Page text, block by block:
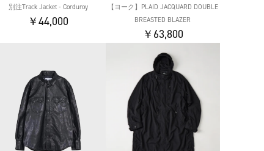
別注Track Jacket - Corduroy
￥44,000
【ヨーク】PLAID JACQUARD DOUBLE
BREASTED BLAZER
￥63,800